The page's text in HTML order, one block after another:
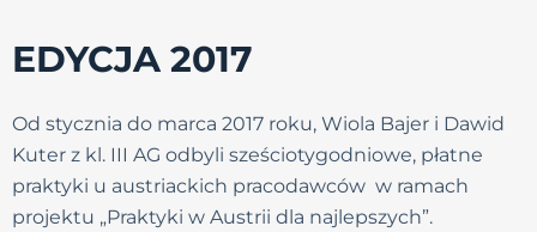
EDYCJA 2017
Od stycznia do marca 2017 roku, Wiola Bajer i Dawid
Kuter z kl. III AG odbyli sześciotygodniowe, płatne
praktyki u austriackich pracodawców w ramach
projektu „Praktyki w Austrii dla najlepszych”.